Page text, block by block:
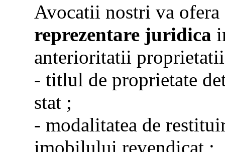
Avocatii nostri va ofera
reprezentare juridica
anterioritatii
- titlul de proprietate
stat ;
- modalitatea de
imobilului revendicat ;